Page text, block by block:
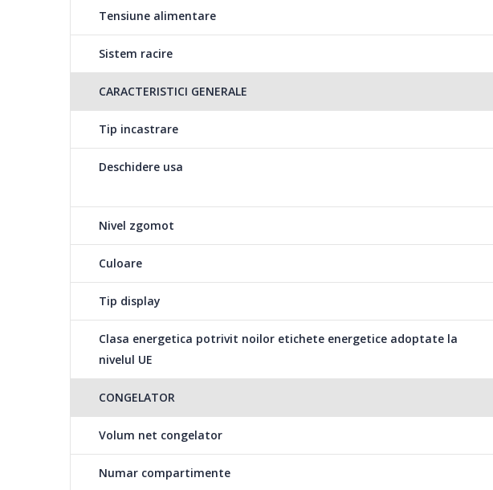
Tensiune alimentare
Sistem racire
CARACTERISTICI GENERALE
Tip incastrare
Deschidere usa
Nivel zgomot
Culoare
Tip display
Clasa energetica potrivit noilor etichete energetice adoptate la
nivelul UE
CONGELATOR
Volum net congelator
Numar compartimente